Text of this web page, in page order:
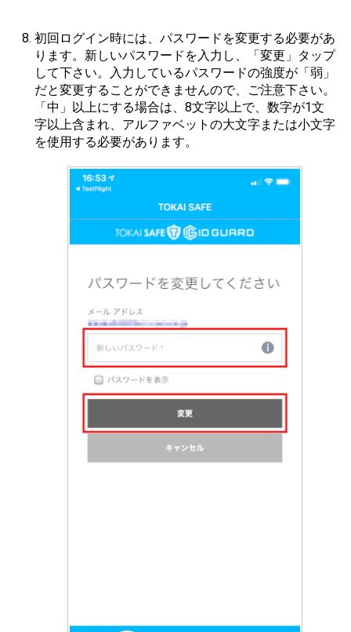
初回ログイン時には、パスワードを変更する必要があ
ります。新しいパスワードを入力し、「変更」タップ
して下さい。入力しているパスワードの強度が「弱」
だと変更することができませんので、ご注意下さい。
「中」以上にする場合は、8文字以上で、数字が1文
字以上含まれ、アルファベットの大文字または小文字
を使用する必要があります。